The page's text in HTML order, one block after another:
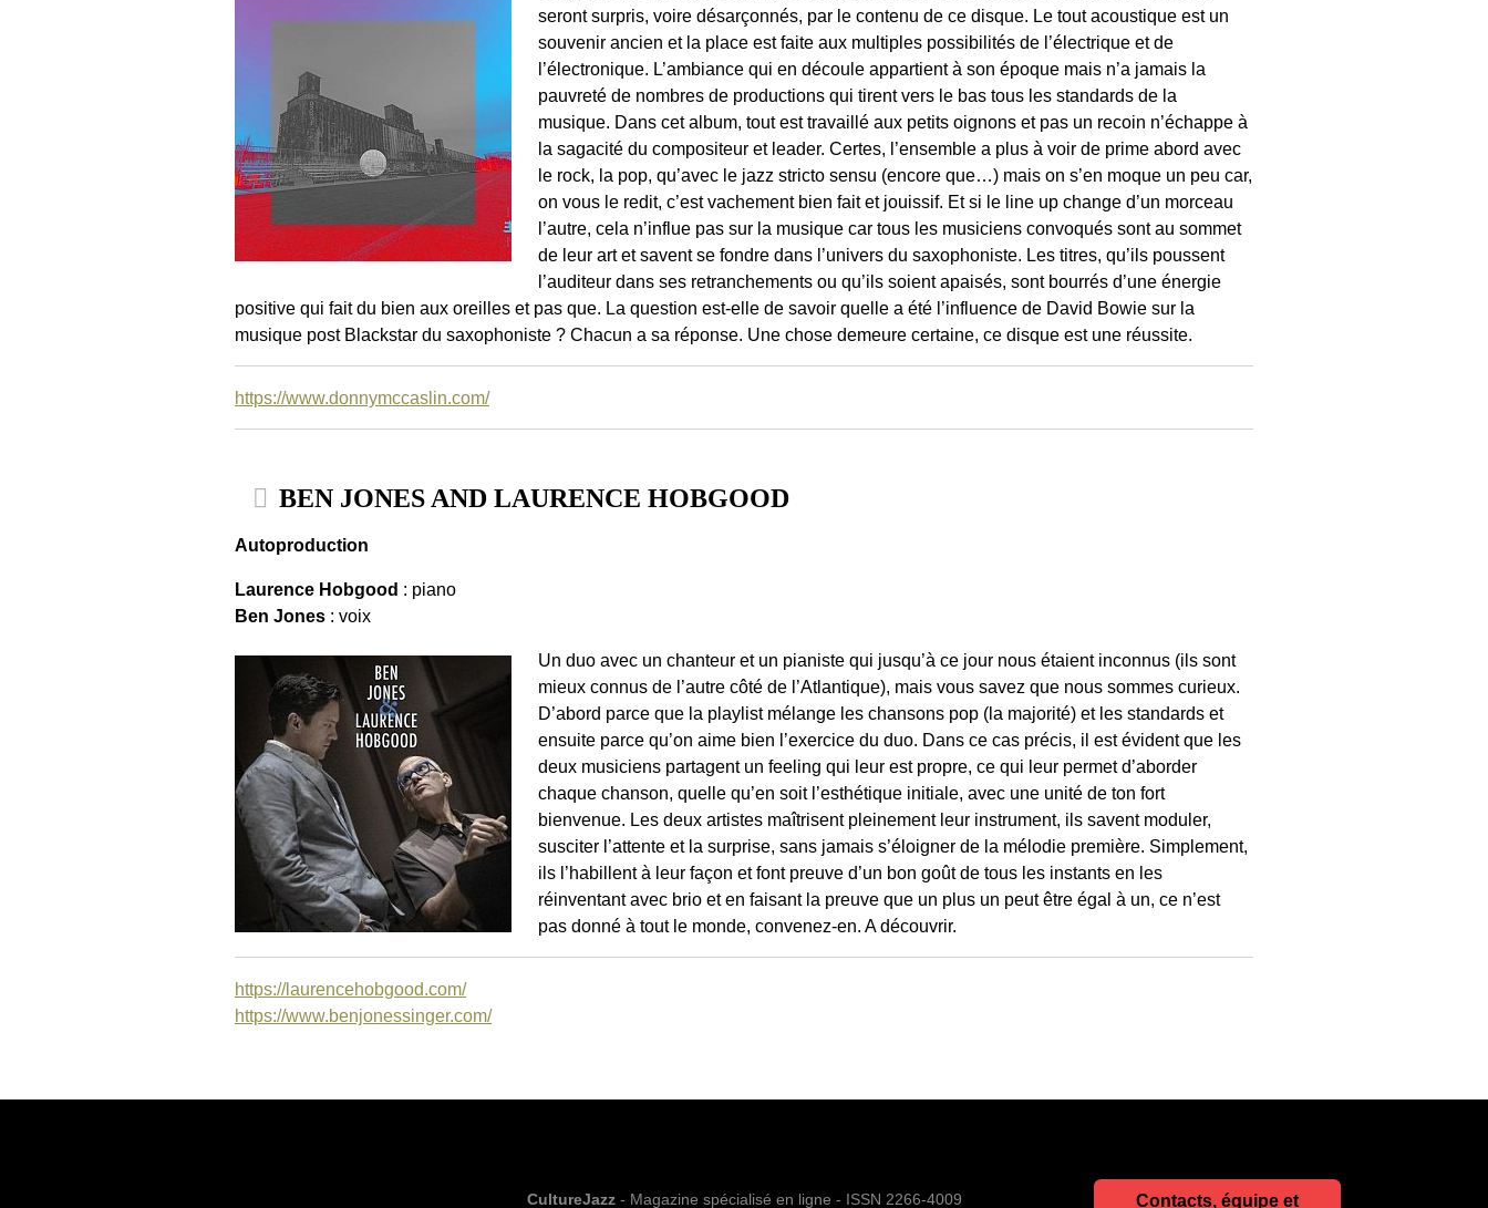
seront surpris, voire désarçonnés, par le contenu de ce disque. Le tout acoustique est un
souvenir ancien et la place est faite aux multiples possibilités de l’électrique et de
l’électronique. L’ambiance qui en découle appartient à son époque mais n’a jamais la
pauvreté de nombres de productions qui tirent vers le bas tous les standards de la
musique. Dans cet album, tout est travaillé aux petits oignons et pas un recoin n’échappe à
la sagacité du compositeur et leader. Certes, l’ensemble a plus à voir de prime abord avec
le rock, la pop, qu’avec le jazz stricto sensu (encore que…) mais on s’en moque un peu car,
on vous le redit, c’est vachement bien fait et jouissif. Et si le line up change d’un morceau
l’autre, cela n’influe pas sur la musique car tous les musiciens convoqués sont au sommet
de leur art et savent se fondre dans l’univers du saxophoniste. Les titres, qu’ils poussent
l’auditeur dans ses retranchements ou qu’ils soient apaisés, sont bourrés d’une énergie
positive qui fait du bien aux oreilles et pas que. La question est-elle de savoir quelle a été l’influence de David Bowie sur la
musique post Blackstar du saxophoniste ? Chacun a sa réponse. Une chose demeure certaine, ce disque est une réussite.
https://www.donnymccaslin.com/
BEN JONES AND LAURENCE HOBGOOD
Autoproduction
Laurence Hobgood : piano
Ben Jones : voix
Un duo avec un chanteur et un pianiste qui jusqu’à ce jour nous étaient inconnus (ils sont
mieux connus de l’autre côté de l’Atlantique), mais vous savez que nous sommes curieux.
D’abord parce que la playlist mélange les chansons pop (la majorité) et les standards et
ensuite parce qu’on aime bien l’exercice du duo. Dans ce cas précis, il est évident que les
deux musiciens partagent un feeling qui leur est propre, ce qui leur permet d’aborder
chaque chanson, quelle qu’en soit l’esthétique initiale, avec une unité de ton fort
bienvenue. Les deux artistes maîtrisent pleinement leur instrument, ils savent moduler,
susciter l’attente et la surprise, sans jamais s’éloigner de la mélodie première. Simplement,
ils l’habillent à leur façon et font preuve d’un bon goût de tous les instants en les
réinventant avec brio et en faisant la preuve que un plus un peut être égal à un, ce n’est
pas donné à tout le monde, convenez-en. A découvrir.
https://laurencehobgood.com/
https://www.benjonessinger.com/
CultureJazz- Magazine spécialisé en ligne - ISSN 2266-4009 Contacts, équipe et